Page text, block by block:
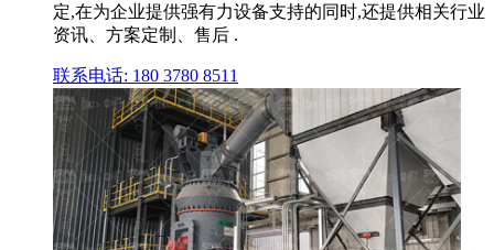
定,在为企业提供强有力设备支持的同时,还提供相关行业
资讯、方案定制、售后 .
联系电话: 180 3780 8511